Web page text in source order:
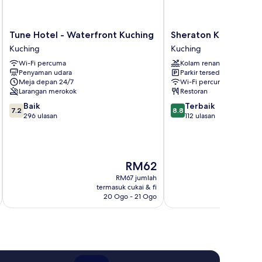
Tune
Hotel
-
Waterfront
Kuching
Kuching
Tune Hotel - Waterfront Kuching
Kuching
Wi-Fi percuma
Penyaman udara
Meja depan 24/7
Larangan merokok
7.2
daripada
7.2 Baik
296 ulasan
Harga
ialah
RM62
RM62
RM67 jumlah
termasuk cukai & fi
20 Ogo - 21 Ogo
Sheraton
Kuching
Hotel
Kuching
Sheraton Kuching
Kuching
Kolam renang
Parkir tersedia
Wi-Fi percuma
Restoran
8.8
daripada
8.8 Terbaik
112 ulasan